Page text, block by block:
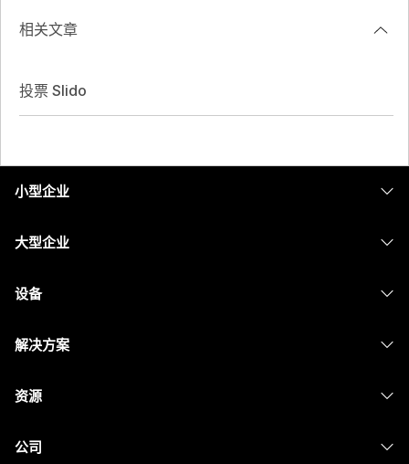
相关文章
投票 Slido
小型企业
大型企业
设备
解决方案
资源
公司